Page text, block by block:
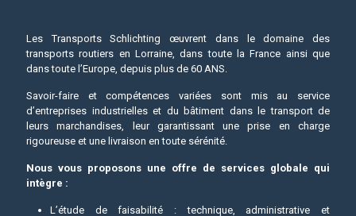
Les Transports Schlichting œuvrent dans le domaine des
transports routiers en Lorraine, dans toute la France ainsi que
dans toute l’Europe, depuis plus de 60 ANS.
Savoir-faire et compétences variées sont mis au service
d’entreprises industrielles et du bâtiment dans le transport de
leurs marchandises, leur garantissant une prise en charge
rigoureuse et une livraison en toute sérénité.
Nous vous proposons une offre de services globale qui
intègre :
L’étude de faisabilité : technique, administrative et